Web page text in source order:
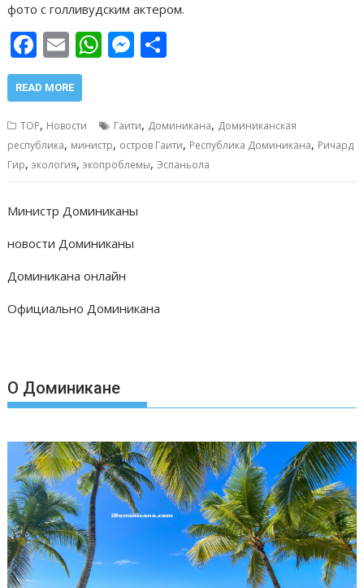
фото с голливудским актером.
F
ac
e
b
o
o
k
E
m
ai
l
W
s
A
p
p
M
e
n
g
er
р
а
в
READ MORE
TOP, Новости Гаити, Доминикана, Доминиканская
республика, министр, остров Гаити, Республика Доминикана, Ричард
Гир,экология,экопроблемы,Эспаньола
Министр Доминиканы
новости Доминиканы
Доминикана онлайн
Официально Доминикана
О Доминикане